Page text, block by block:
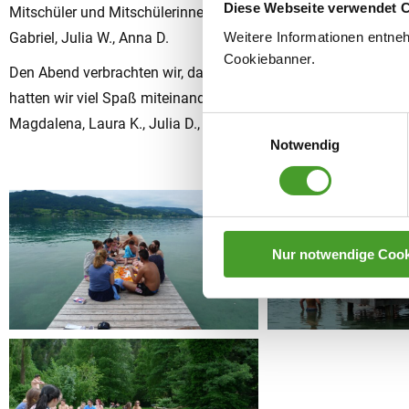
Diese Webseite verwendet
Weitere Informationen
Cookiebanner.
Notwendig
Nur notwendige
Mitschüler und Mitschülerinnen besser kennen und
Gabriel, Julia W., Anna D.
Den Abend verbrachten wir, da es leider zu regnen begonnen
hatten wir viel Spaß miteinander und haben die gemeinsamen
Magdalena, Laura K., Julia D., Larissa